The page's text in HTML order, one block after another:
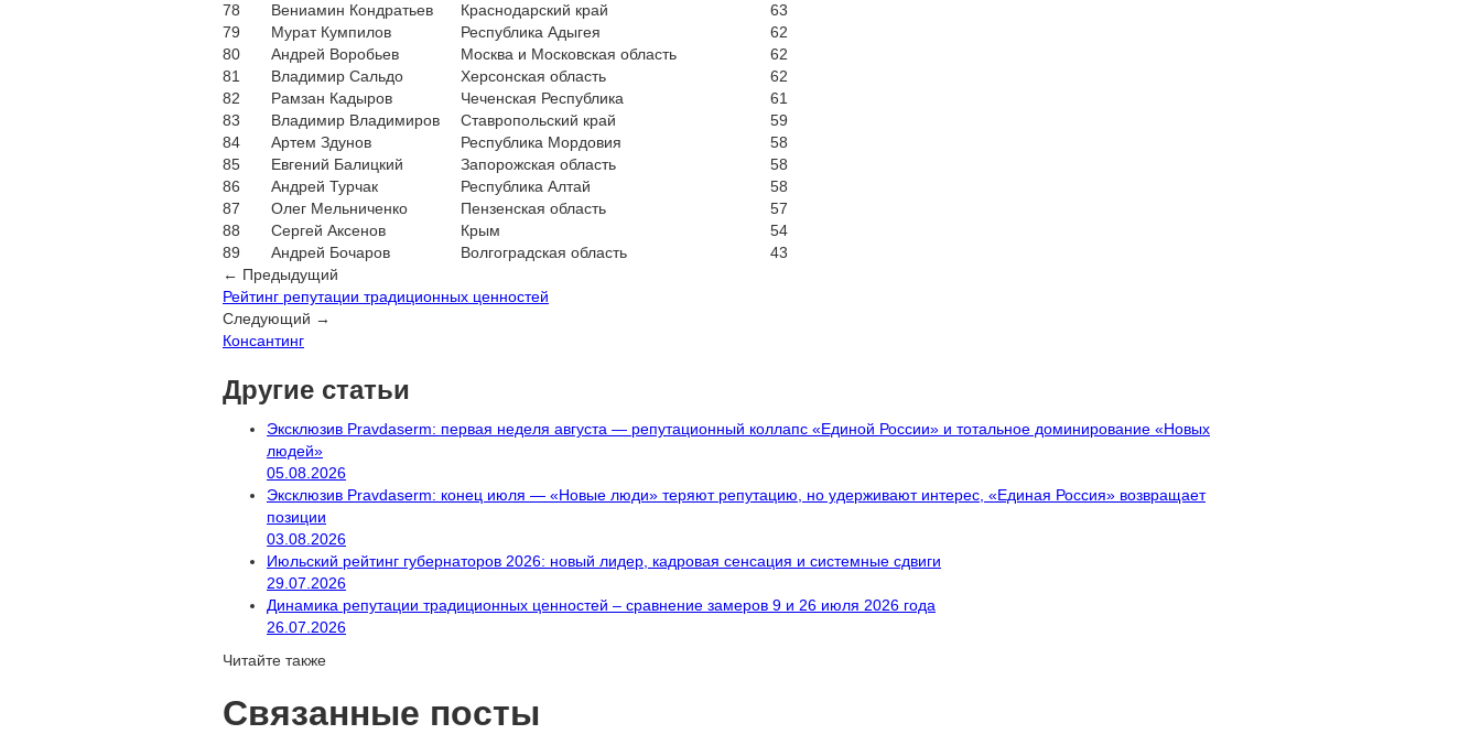
78
Вениамин Кондратьев Краснодарский край
63
79
Мурат Кумпилов Республика Адыгея
62
80
Андрей Воробьев Москва и Московская область
62
81
Владимир Сальдо Херсонская область
62
82
Рамзан Кадыров Чеченская Республика
61
83
Владимир Владимиров Ставропольский край
59
84
Артем Здунов Республика Мордовия
58
85
Евгений Балицкий Запорожская область
58
86
Андрей Турчак Республика Алтай
58
87
Олег Мельниченко Пензенская область
57
88
Сергей Аксенов Крым
54
89
Андрей Бочаров Волгоградская область
43
← Предыдущий
Рейтинг репутации традиционных ценностей
Следующий →
Консантинг
Другие статьи
Эксклюзив Pravdaserm: первая неделя августа — репутационный коллапс «Единой России» и тотальное доминирование «Новых
людей»
05.08.2026
Эксклюзив Pravdaserm: конец июля — «Новые люди» теряют репутацию, но удерживают интерес, «Единая Россия» возвращает
позиции
03.08.2026
Июльский рейтинг губернаторов 2026: новый лидер, кадровая сенсация и системные сдвиги
29.07.2026
Динамика репутации традиционных ценностей – сравнение замеров 9 и 26 июля 2026 года
26.07.2026
Читайте также
Связанные посты